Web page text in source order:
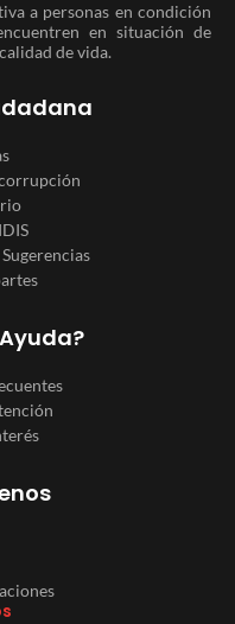
a personas en condición
en situación de
de vida.